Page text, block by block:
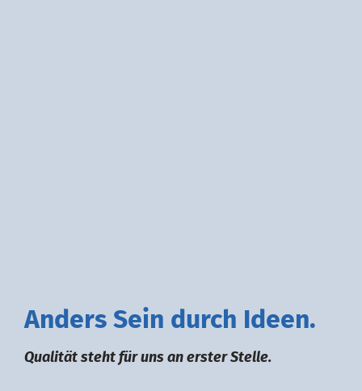
Anders Sein durch deen.
Qualität steht für uns an erster Stelle.